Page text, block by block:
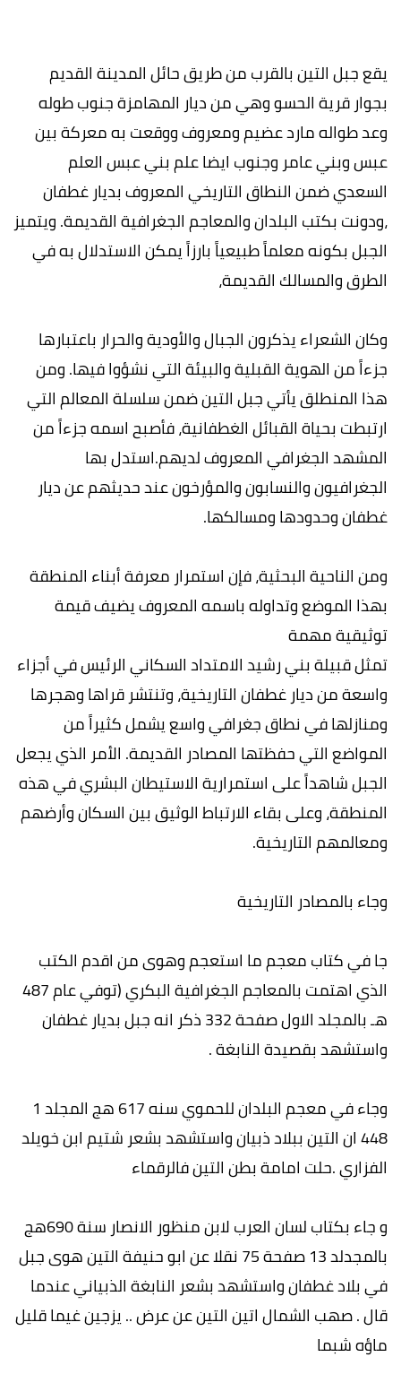
يقع جبل التين بالقرب من طريق حائل المدينة القديم
بجوار قرية الحسو وهي من ديار المهامزة جنوب طوله
وعد طواله مارد عضيم ومعروف ووقعت به معركة بين
عبس وبني عامر وجنوب ايضا علم بني عبس العلم
السعدي ضمن النطاق التاريخي المعروف بديار غطفان
،ودونت بكتب البلدان والمعاجم الجغرافية القديمة. ويتميز
الجبل بكونه معلماً طبيعياً بارزاً يمكن الاستدلال به في
الطرق والمسالك القديمة،
وكان الشعراء يذكرون الجبال والأودية والحرار باعتبارها
جزءاً من الهوية القبلية والبيئة التي نشؤوا فيها. ومن
هذا المنطلق يأتي جبل التين ضمن سلسلة المعالم التي
ارتبطت بحياة القبائل الغطفانية، فأصبح اسمه جزءاً من
المشهد الجغرافي المعروف لديهم.استدل بها
الجغرافيون والنسابون والمؤرخون عند حديثهم عن ديار
غطفان وحدودها ومسالكها.
ومن الناحية البحثية، فإن استمرار معرفة أبناء المنطقة
بهذا الموضع وتداوله باسمه المعروف يضيف قيمة
توثيقية مهمة
تمثل قبيلة بني رشيد الامتداد السكاني الرئيس في أجزاء
واسعة من ديار غطفان التاريخية، وتنتشر قراها وهجرها
ومنازلها في نطاق جغرافي واسع يشمل كثيراً من
المواضع التي حفظتها المصادر القديمة. الأمر الذي يجعل
الجبل شاهداً على استمرارية الاستيطان البشري في هذه
المنطقة، وعلى بقاء الارتباط الوثيق بين السكان وأرضهم
ومعالمهم التاريخية.
وجاء بالمصادر التاريخية
جا في كتاب معجم ما استعجم وهوى من اقدم الكتب
الذي اهتمت بالمعاجم الجغرافية البكري (توفي عام 487
هـ بالمجلد الاول صفحة 332 ذكر انه جبل بديار غطفان
واستشهد بقصيدة النابغة .
وجاء في معجم البلدان للحموي سنه 617 هج المجلد 1
448 ان التين ببلاد ذبيان واستشهد بشعر شتيم ابن خويلد
الفزاري .حلت امامة بطن التين فالرقماء
و جاء بكتاب لسان العرب لابن منظور الانصار سنة 690هج
بالمجدلد 13 صفحة 75 نقلا عن ابو حنيفة التين هوى جبل
في بلاد غطفان واستشهد بشعر النابغة الذبياني عندما
قال . صهب الشمال اتين التين عن عرض .. يزجين غيما قليل
ماؤه شبما